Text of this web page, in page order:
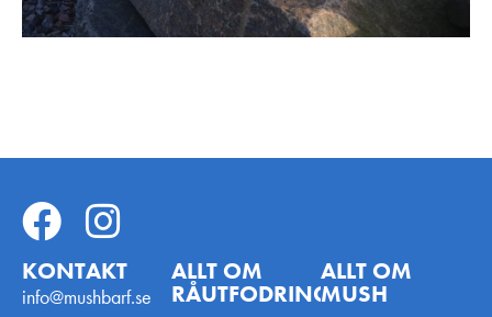
KONTAKT
info@mushbarf.se
ALLT OM
RÅUTFODRING
ALLT OM
MUSH